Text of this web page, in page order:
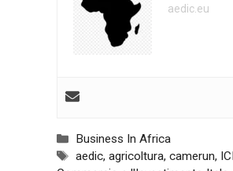
aedic.eu
Categorie
Business In Africa
Tag
aedic,agricoltura,camerun,